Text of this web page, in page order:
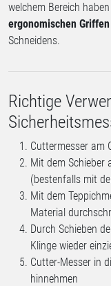
welchem Bereich
ergonomischen Griffen
Schneidens.
Richtige
Cuttermesser am
Mit dem Schieber
(bestenfalls mit
Mit dem
Material
Durch Schieben
Klinge wieder
Cutter-Messer in
hinnehmen